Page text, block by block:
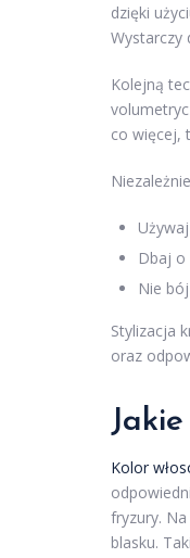
dzięki
Wystarczy
Kolejną
co więcej,
Dbaj o
Nie
Stylizacja
oraz
Kolor
fryzury. Na
blasku.